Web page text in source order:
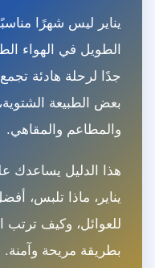
يناير ليس شهرًا
الطويل في الهواء
جدًا لرحلة هادئة تجمع
بعض الطبيعة
والمطاعم والمقاهي.
هذا الدليل
يناير، ماذا تلبس،
للعوائل، وكيف ترتب
بطريقة مريحة وآمنة.